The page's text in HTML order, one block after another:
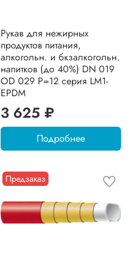
Рукав для нежирных
продуктов питания,
алкогольн. и бкзалкогольн.
напитков (до 40%) DN 019
OD 029 Р=12 серия LM1-
EPDM
3 625 ₽
Подробнее
Предзаказ